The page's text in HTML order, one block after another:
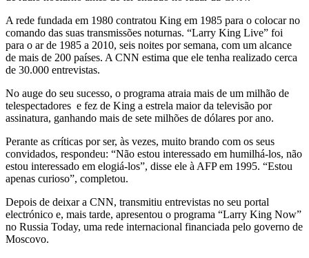
A rede fundada em 1980 contratou King em 1985 para o colocar no
comando das suas transmissões noturnas. “Larry King Live” foi
para o ar de 1985 a 2010, seis noites por semana, com um alcance
de mais de 200 países. A CNN estima que ele tenha realizado cerca
de 30.000 entrevistas.
No auge do seu sucesso, o programa atraia mais de um milhão de
telespectadores e fez de King a estrela maior da televisão por
assinatura, ganhando mais de sete milhões de dólares por ano.
Perante as críticas por ser, às vezes, muito brando com os seus
convidados, respondeu: “Não estou interessado em humilhá-los, não
estou interessado em elogiá-los”, disse ele à AFP em 1995. “Estou
apenas curioso”, completou.
Depois de deixar a CNN, transmitiu entrevistas no seu portal
electrónico e, mais tarde, apresentou o programa “Larry King Now”
no Russia Today, uma rede internacional financiada pelo governo de
Moscovo.